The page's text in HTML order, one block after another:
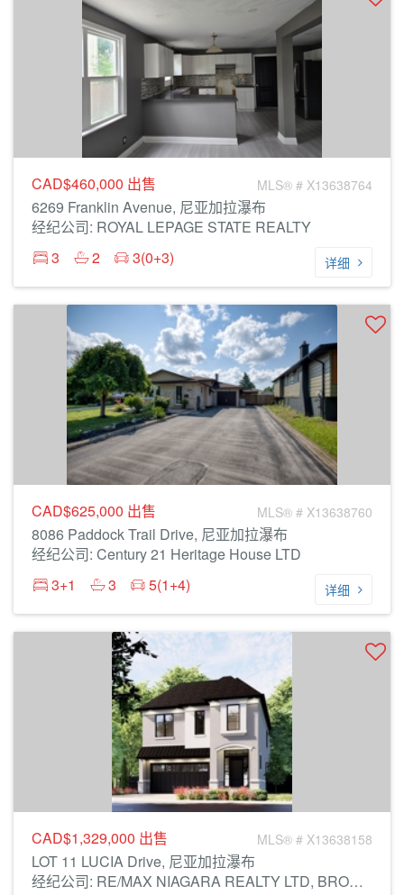
CAD$460,000 出售 MLS® # X13638764
6269 Franklin Avenue, 尼亚加拉瀑布
经纪公司: ROYAL LEPAGE STATE REALTY
3
2 3(0+3) 详细
CAD$625,000 出售 MLS® # X13638760
8086 Paddock Trail Drive, 尼亚加拉瀑布
经纪公司: Century 21 Heritage House LTD
3+1
3 5(1+4) 详细
CAD$1,329,000 出售 MLS® # X13638158
LOT 11 LUCIA Drive, 尼亚加拉瀑布
经纪公司: RE/MAX NIAGARA REALTY LTD, BROKERAGE